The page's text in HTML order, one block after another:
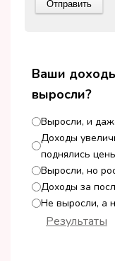
Ваши
выросли?
Выросли, и
Доходы
поднялись
Выросли, но
Доходы за
Не выросли, а
Результаты